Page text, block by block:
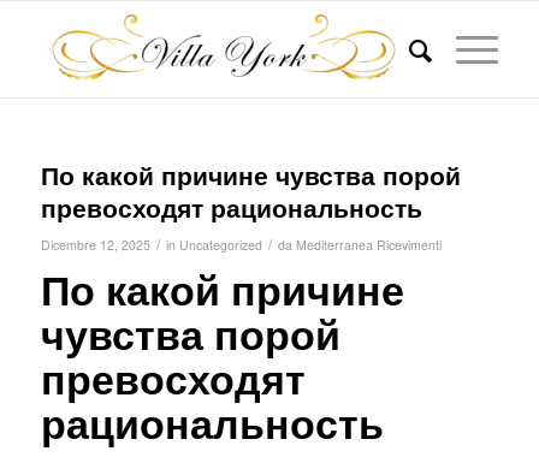
По какой причине чувства порой
превосходят рациональность
Dicembre 12, 2025 / in Uncategorized / da Mediterranea Ricevimenti
По какой причине
чувства порой
превосходят
рациональность